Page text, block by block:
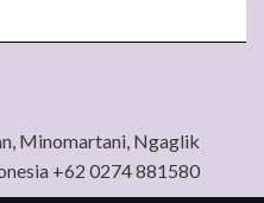
Minomartani, Ngaglik
+62 0274 881580